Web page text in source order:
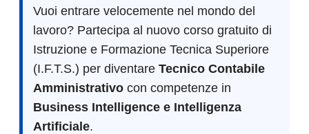
Vuoi entrare velocemente nel mondo del
lavoro? Partecipa al nuovo corso gratuito di
Istruzione e Formazione Tecnica Superiore
(I.F.T.S.) per diventare Tecnico Contabile
Amministrativo con competenze in
Business Intelligence e Intelligenza
Artificiale.